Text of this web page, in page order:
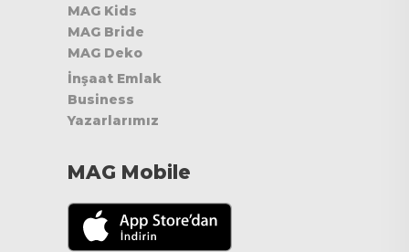
MAG Kids
MAG Bride
MAG Deko
İnşaat Emlak
Business
Yazarlarımız
MAG Mobile